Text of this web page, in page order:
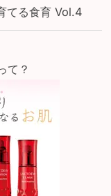
てる食育 Vol.4
て？